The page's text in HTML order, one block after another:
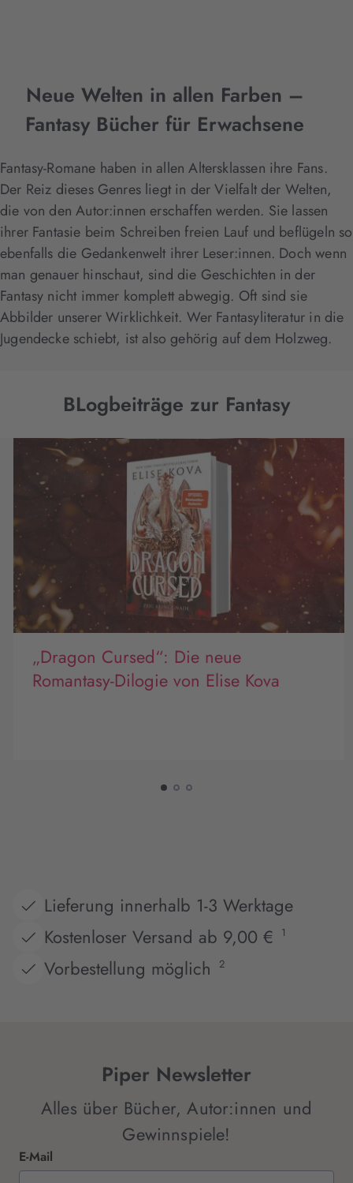
Neue Welten in allen Farben –
Fantasy Bücher für Erwachsene
Fantasy-Romane haben in allen Altersklassen ihre Fans.
Der Reiz dieses Genres liegt in der Vielfalt der Welten,
die von den Autor:innen erschaffen werden. Sie lassen
ihrer Fantasie beim Schreiben freien Lauf und beflügeln so
ebenfalls die Gedankenwelt ihrer Leser:innen. Doch wenn
man genauer hinschaut, sind die Geschichten in der
Fantasy nicht immer komplett abwegig. Oft sind sie
Abbilder unserer Wirklichkeit. Wer Fantasyliteratur in die
Jugendecke schiebt, ist also gehörig auf dem Holzweg.
BLogbeiträge zur Fantasy
„Dragon Cursed“: Die neue
Romantasy-Dilogie von Elise Kova
Lieferung innerhalb 1-3 Werktage
Kostenloser Versand ab 9,00 €
1
Vorbestellung möglich 2
Piper Newsletter
Alles über Bücher, Autor:innen und
Gewinnspiele!
E-Mail